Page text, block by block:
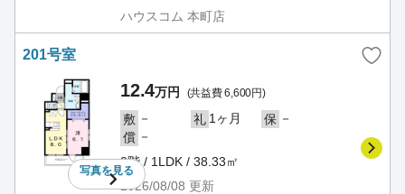
ハウスコム 本町店
201号室
写真を見る
12.4万円 (共益費 6,600円)
敷 － 礼 1ヶ月 保 －
償 －
2階 / 1LDK / 38.33㎡
2026/08/08 更新